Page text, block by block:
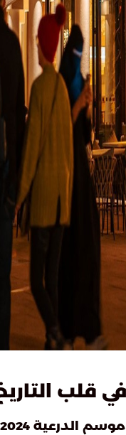
موسم الدرعية 2024